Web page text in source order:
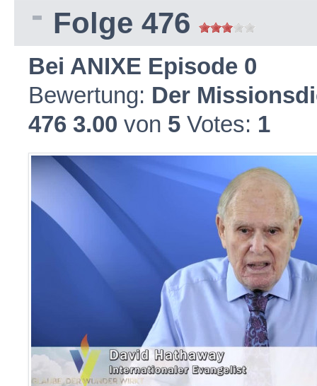
Folge 476
Bei ANIXE Episode 0
Bewertung: Der
476 3.00 von 5 Votes: 1